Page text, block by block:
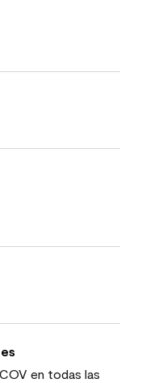
en todas las